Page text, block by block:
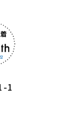
1